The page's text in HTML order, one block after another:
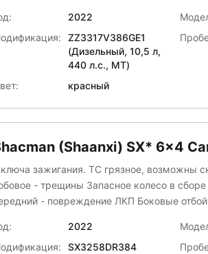
обшивка рулевой колонки
2022
ZZ3317V386GE1
(Дизельный, 10,5 л,
440 л.с., МТ)
красный
(Shaanxi) SX* 6x4
зажигания. ТС грязное, возможны
- трещины Запасное колесо в сборе - отсутствует Бампер
- повреждение ЛКП Боковые
крепления задних фонарей -
2022
SX3258DR384